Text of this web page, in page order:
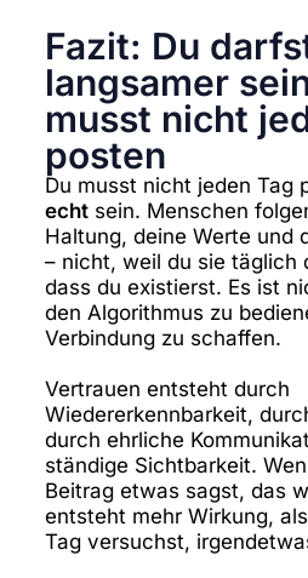
Fazit: Du
langsamer
musst nicht
posten
Du musst nicht jeden Tag
echtsein. Menschen
Haltung, deine Werte und
– nicht, weil du sie täglich
dass du existierst. Es ist
den Algorithmus zu
Verbindung zu schaffen.
Vertrauen entsteht durch
Wiedererkennbarkeit,
durch ehrliche
ständige Sichtbarkeit.
Beitrag etwas sagst, das
entsteht mehr Wirkung,
Tag versuchst,